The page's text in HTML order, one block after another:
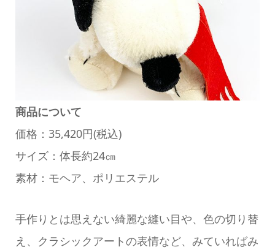
商品について
価格：35,420円(税込)
サイズ：体長約24㎝
素材：モヘア、ポリエステル
手作りとは思えない綺麗な縫い目や、色の切り替
え、クラシックアートの表情など、みていればみ